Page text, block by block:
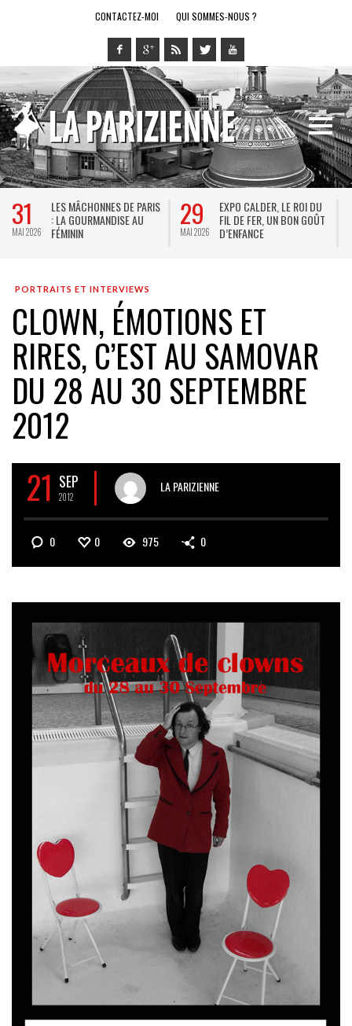
CONTACTEZ-MOI QUI SOMMES-NOUS ?
31
MAI 2026
LES MÂCHONNES DE PARIS
: LA GOURMANDISE AU
FÉMININ
29
MAI 2026
EXPO CALDER, LE ROI DU
FIL DE FER, UN BON GOÛT
D’ENFANCE
PORTRAITS ET INTERVIEWS
CLOWN, ÉMOTIONS ET
RIRES, C’EST AU SAMOVAR
DU 28 AU 30 SEPTEMBRE
2012
21 SEP
2012
LA PARIZIENNE
0 0 975 0